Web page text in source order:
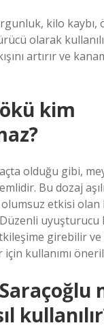
kilo kaybı,
olarak
artırır ve
kim
olduğu gibi,
Bu dozaj
olumsuz etkisi olan
uyuşturucu
girebilir
kullanımı